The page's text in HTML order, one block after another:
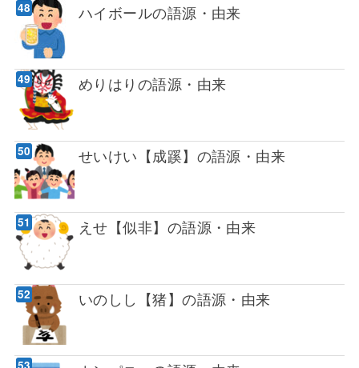
ハイボールの語源・由来
めりはりの語源・由来
せいけい【成蹊】の語源・由来
えせ【似非】の語源・由来
いのしし【猪】の語源・由来